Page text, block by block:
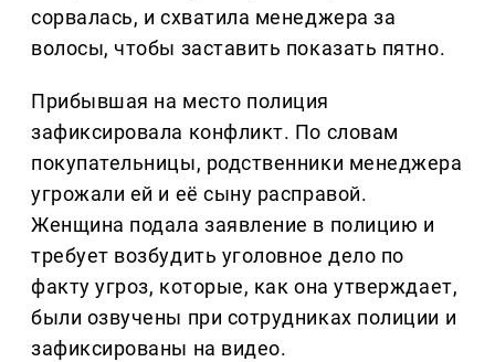
сорвалась, и схватила менеджера за
волосы, чтобы заставить показать пятно.
Прибывшая на место полиция
зафиксировала конфликт. По словам
покупательницы, родственники менеджера
угрожали ей и её сыну расправой.
Женщина подала заявление в полицию и
требует возбудить уголовное дело по
факту угроз, которые, как она утверждает,
были озвучены при сотрудниках полиции и
зафиксированы на видео.